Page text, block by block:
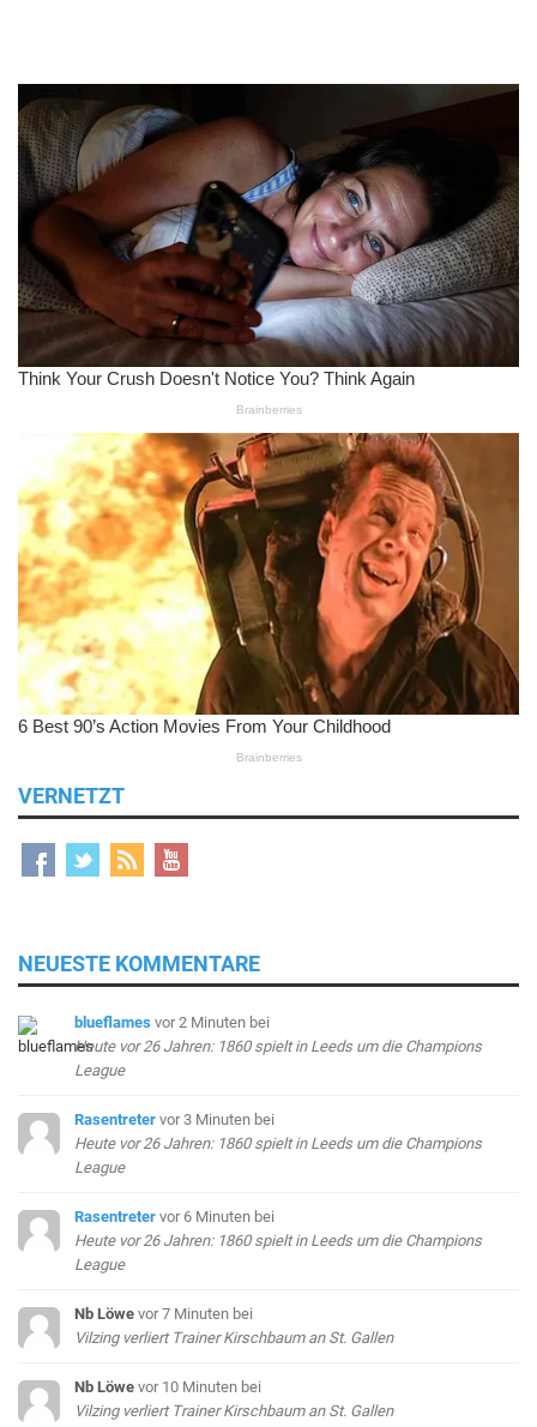
VERNETZT
NEUESTE KOMMENTARE
blueflames vor 2 Minuten bei
Heute vor 26 Jahren: 1860 spielt in Leeds um die Champions
League
Rasentreter vor 3 Minuten bei
Heute vor 26 Jahren: 1860 spielt in Leeds um die Champions
League
Rasentreter vor 6 Minuten bei
Heute vor 26 Jahren: 1860 spielt in Leeds um die Champions
League
Nb Löwe vor 7 Minuten bei
Vilzing verliert Trainer Kirschbaum an St. Gallen
Nb Löwe vor 10 Minuten bei
Vilzing verliert Trainer Kirschbaum an St. Gallen